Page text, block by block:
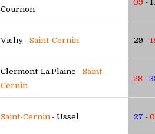
Cournon
09 -
Vichy - Saint-Cernin 29 -
Clermont-La Plaine - Saint-
Cernin
28 -
Saint-Cernin - Ussel 27 -